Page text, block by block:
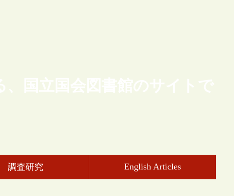
、国立国会図書館のサイトで
調査研究 English Articles